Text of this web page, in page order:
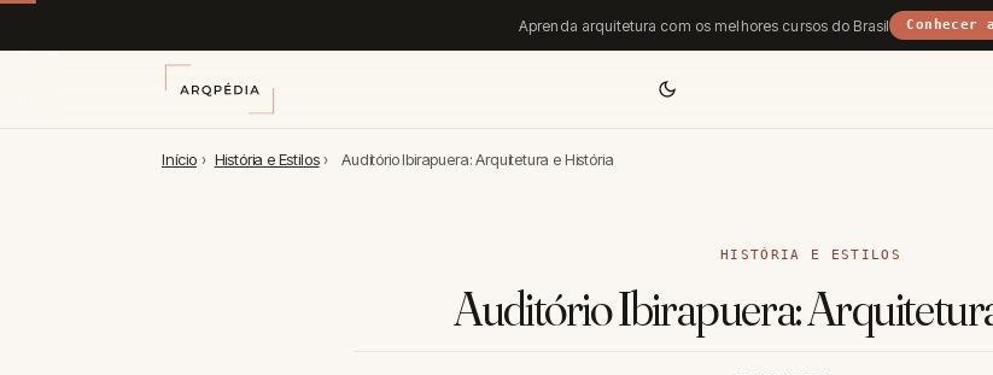
Aprenda arquitetura com os melhores cursos do Brasil Conhecer
Início › História e Estilos › Auditório Ibirapuera: Arquitetura e História
HISTÓRIA E ESTILOS
Auditório Ibirapuera: